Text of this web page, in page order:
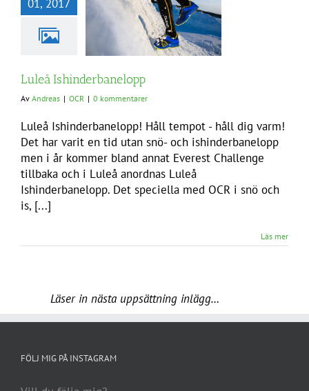
01, 2017
Luleå Ishinderbanelopp
Av Andreas | OCR | 0 kommentarer
Luleå Ishinderbanelopp! Håll tempot - håll dig varm!
Det har varit en tid utan snö- och ishinderbanelopp
men i år kommer bland annat Everest Challenge
tillbaka och i Luleå anordnas Luleå
Ishinderbanelopp. Det speciella med OCR i snö och
is, [...]
Läs mer
2
01, 2017